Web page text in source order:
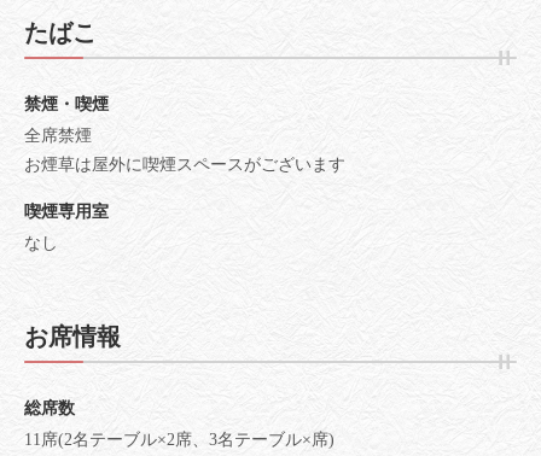
たばこ
禁煙・喫煙
全席禁煙
お煙草は屋外に喫煙スペースがございます
喫煙専用室
なし
お席情報
総席数
11席(2名テーブル×2席、3名テーブル×席)